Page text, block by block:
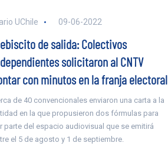
UChile 09-06-2022
de salida: Colectivos
solicitaron al CNTV
con minutos en la franja electoral
de 40 convencionales enviaron una carta a la
en la que propusieron dos fórmulas para
parte del espacio audiovisual que se emitirá
el 5 de agosto y 1 de septiembre.